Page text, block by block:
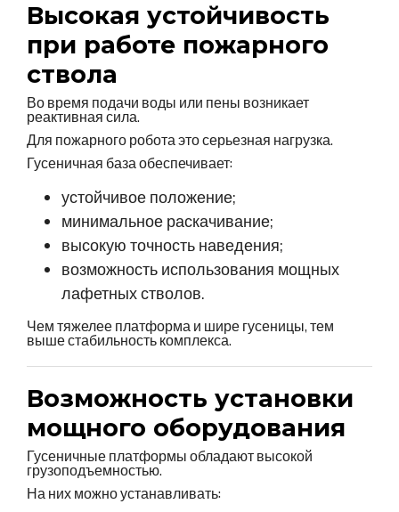
Высокая устойчивость
при работе пожарного
ствола
Во время подачи воды или пены возникает
реактивная сила.
Для пожарного робота это серьезная нагрузка.
Гусеничная база обеспечивает:
устойчивое положение;
минимальное раскачивание;
высокую точность наведения;
возможность использования мощных
лафетных стволов.
Чем тяжелее платформа и шире гусеницы, тем
выше стабильность комплекса.
Возможность установки
мощного оборудования
Гусеничные платформы обладают высокой
грузоподъемностью.
На них можно устанавливать: